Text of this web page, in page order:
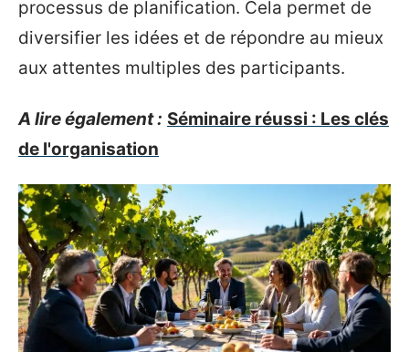
processus de planification. Cela permet de
diversifier les idées et de répondre au mieux
aux attentes multiples des participants.
A lire également : Séminaire réussi : Les clés
de l'organisation